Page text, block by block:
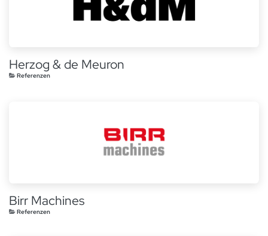
Herzog & de Meuron
Referenzen
Birr Machines
Referenzen